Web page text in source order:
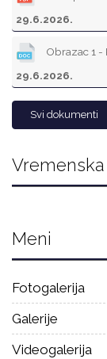
29.6.2026.
Obrazac 1 -
29.6.2026.
Svi dokumenti
Meni
Fotogalerija
Galerije
Videogalerija